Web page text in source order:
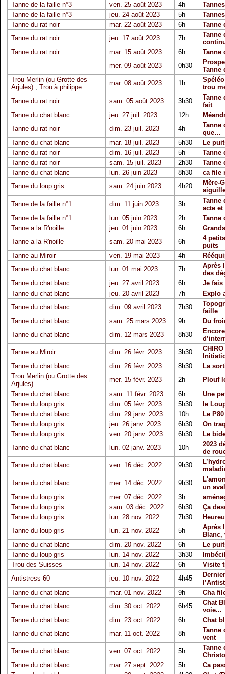
Tanne de la faille n°3
ven. 25 août 2023 4h
Tanne de la faille n°3
jeu. 24 août 2023 5h
Tanne du rat noir
mar. 22 août 2023 6h
Tanne
Tanne du rat noir
jeu. 17 août 2023 7h
Tanne
Tanne du rat noir
mar. 15 août 2023 6h
Tanne
mer. 09 août 2023
0h30
Tanne
Trou Merlin (ou Grotte des
Arjules), Trou à philippe
mar. 08 août 2023 1h
trou
Tanne du rat noir
sam. 05 août 2023 3h30
Tanne
fait
Tanne du chat blanc
jeu. 27 juil. 2023 12h
Tanne du rat noir
dim. 23 juil. 2023 4h
Tanne
que…
Tanne du chat blanc
mar. 18 juil. 2023 5h30
Le
Tanne du rat noir
dim. 16 juil. 2023 5h
Tanne
Tanne du rat noir
sam. 15 juil. 2023 2h30
Tanne
Tanne du chat blanc
lun. 26 juin 2023 8h30
ca file
Tanne du loup gris
sam. 24 juin 2023 4h20
Mère-
Tanne de la faille n°1
dim. 11 juin 2023 3h
Tanne
acte
Tanne de la faille n°1
lun. 05 juin 2023 2h
Tanne
Tanne a la R'noille
jeu. 01 juin 2023 6h
Tanne a la R'noille
sam. 20 mai 2023 6h
4
puits
Tanne au Miroir
ven. 19 mai 2023 4h
Tanne du chat blanc
lun. 01 mai 2023 7h
Après
des
Tanne du chat blanc
jeu. 27 avril 2023 6h
Je fais
Tanne du chat blanc
jeu. 20 avril 2023 7h
Explo
Tanne du chat blanc
dim. 09 avril 2023 7h30
faille
Tanne du chat blanc
sam. 25 mars 2023 9h
Du
Tanne du chat blanc
dim. 12 mars 2023 8h30
Tanne au Miroir
dim. 26 févr. 2023 3h30
Tanne du chat blanc
dim. 26 févr. 2023 8h30
La
Trou Merlin (ou Grotte des
Arjules)
mer. 15 févr. 2023 2h
Plouf
Tanne du chat blanc
sam. 11 févr. 2023 6h
Une
Tanne du loup gris
dim. 05 févr. 2023 5h30
le
Tanne du chat blanc
dim. 29 janv. 2023 10h
Le
Tanne du loup gris
jeu. 26 janv. 2023 6h30
On
Tanne du loup gris
ven. 20 janv. 2023 6h30
Le
Tanne du chat blanc
lun. 02 janv. 2023 10h
2023
de
Tanne du chat blanc
ven. 16 déc. 2022 9h30
Tanne du chat blanc
mer. 14 déc. 2022 9h30
un
Tanne du loup gris
mer. 07 déc. 2022 3h
Tanne du loup gris
sam. 03 déc. 2022 6h30
Ça
Tanne du loup gris
lun. 28 nov. 2022 7h30
Tanne du loup gris
lun. 21 nov. 2022 5h
Après
Tanne du chat blanc
dim. 20 nov. 2022 6h
Le
Tanne du loup gris
lun. 14 nov. 2022 3h30
Trou des Suisses
lun. 14 nov. 2022 6h
Visite
Antistress 60
jeu. 10 nov. 2022 4h45
Tanne du chat blanc
mar. 01 nov. 2022 9h
Cha
Tanne du chat blanc
dim. 30 oct. 2022 6h45
Chat
voie...
Tanne du chat blanc
dim. 23 oct. 2022 6h
Chat
Tanne du chat blanc
mar. 11 oct. 2022 8h
Tanne
vent
Tanne du chat blanc
ven. 07 oct. 2022 5h
Tanne
Tanne du chat blanc
mar. 27 sept. 2022 5h
Ca